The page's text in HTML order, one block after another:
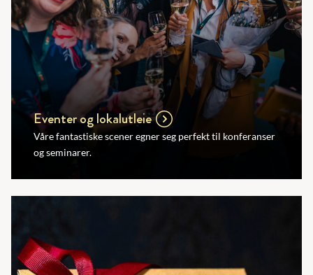
Eventer og lokalutleie
Våre fantastiske scener egner seg perfekt til konferanser
og seminarer.